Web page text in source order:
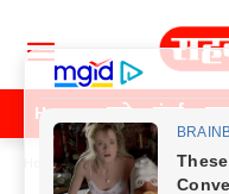
Home पुणे मुंबई
Home Previos News